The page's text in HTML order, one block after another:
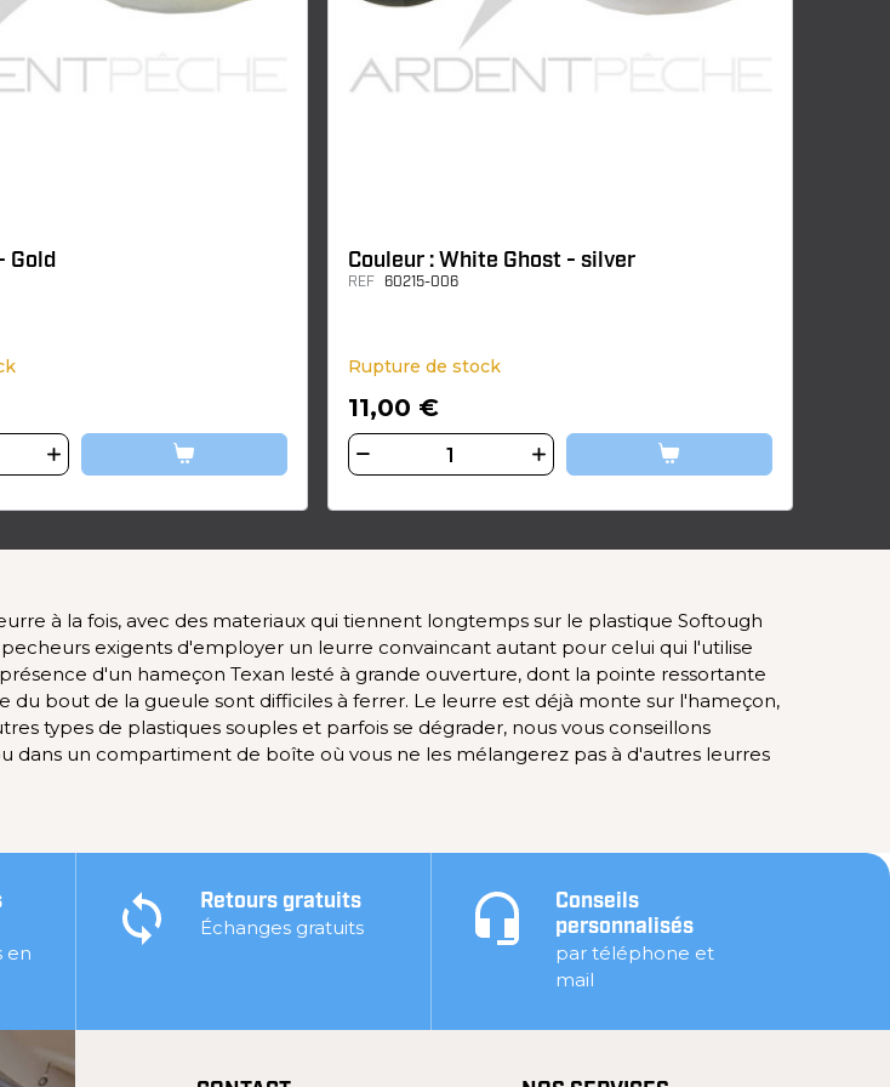
Gold Couleur : White Ghost - silver
REF 60215-006
Rupture de stock
11,00 €
à la fois, avec des materiaux qui tiennent longtemps sur le plastique Softough
exigents d'employer un leurre convaincant autant pour celui qui l'utilise
d'un hameçon Texan lesté à grande ouverture, dont la pointe ressortante
bout de la gueule sont difficiles à ferrer. Le leurre est déjà monte sur l'hameçon,
types de plastiques souples et parfois se dégrader, nous vous conseillons
dans un compartiment de boîte où vous ne les mélangerez pas à d'autres leurres
en
Retours gratuits
Échanges gratuits
Conseils
personnalisés
par téléphone et
mail